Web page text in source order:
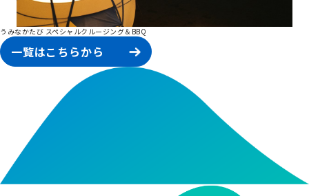
うみなかたび スペシャルクルージング＆BBQ
一覧はこちらから